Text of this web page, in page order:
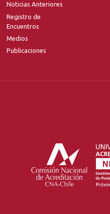
Noticias Anteriores
Registro de
Encuentros
Medios
Publicaciones